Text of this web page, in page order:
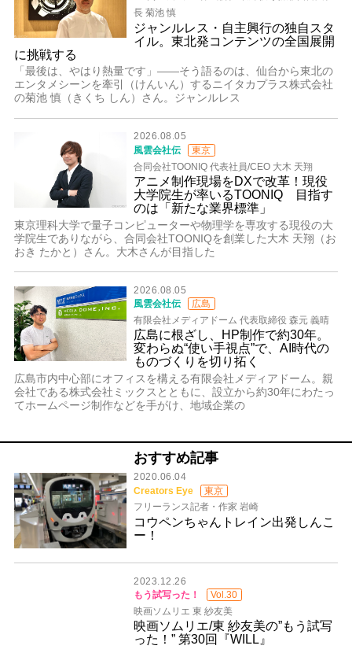
長 菊池 慎
ジャンルレス・自主興行の独自スタ
イル。東北発コンテンツの全国展開
に挑戦する
「最後は、やはり熱量です」――そう語るのは、仙台から東北の
エンタメシーンを牽引（けんいん）するニイタカプラス株式会社
の菊池 慎（きくち しん）さん。ジャンルレス
2026.08.05
風雲会社伝
東京
合同会社TOONIQ 代表社員/CEO 大木 天翔
アニメ制作現場をDXで改革！現役
大学院生が率いるTOONIQ 目指す
のは「新たな業界標準」
東京理科大学で量子コンピューターや物理学を専攻する現役の大
学院生でありながら、合同会社TOONIQを創業した大木 天翔（お
おき たかと）さん。大木さんが目指した
2026.08.05
風雲会社伝
広島
有限会社メディアドーム 代表取締役 森元 義晴
広島に根ざし、HP制作で約30年。
変わらぬ“使い手視点”で、AI時代の
ものづくりを切り拓く
広島市内中心部にオフィスを構える有限会社メディアドーム。親
会社である株式会社ミックスとともに、設立から約30年にわたっ
てホームページ制作などを手がけ、地域企業の
おすすめ記事
2020.06.04
Creators Eye
東京
フリーランス記者・作家 岩崎
コウペンちゃんトレイン出発しんこ
ー！
2023.12.26
もう試写った！
Vol.30
映画ソムリエ 東 紗友美
映画ソムリエ/東 紗友美の”もう試写
った！” 第30回『WILL』